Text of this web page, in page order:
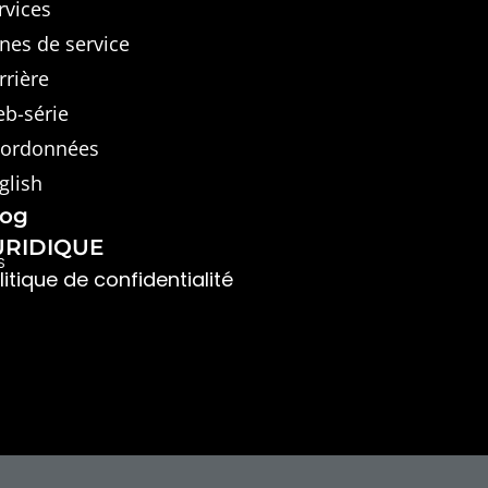
de service
série
de confidentialité